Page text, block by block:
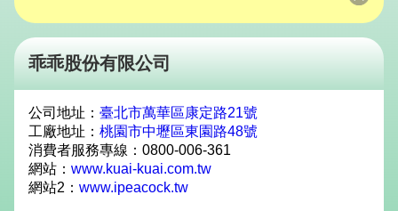
乖乖股份有限公司
公司地址： 臺北市萬華區康定路21號
工廠地址： 桃園市中壢區東園路48號
消費者服務專線：0800-006-361
網站： www.kuai-kuai.com.tw
網站2： www.ipeacock.tw